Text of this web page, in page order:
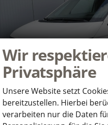
Wir
Privatsphäre
Unsere Website setzt
bereitzustellen. Hierbei
verarbeiten nur die Daten